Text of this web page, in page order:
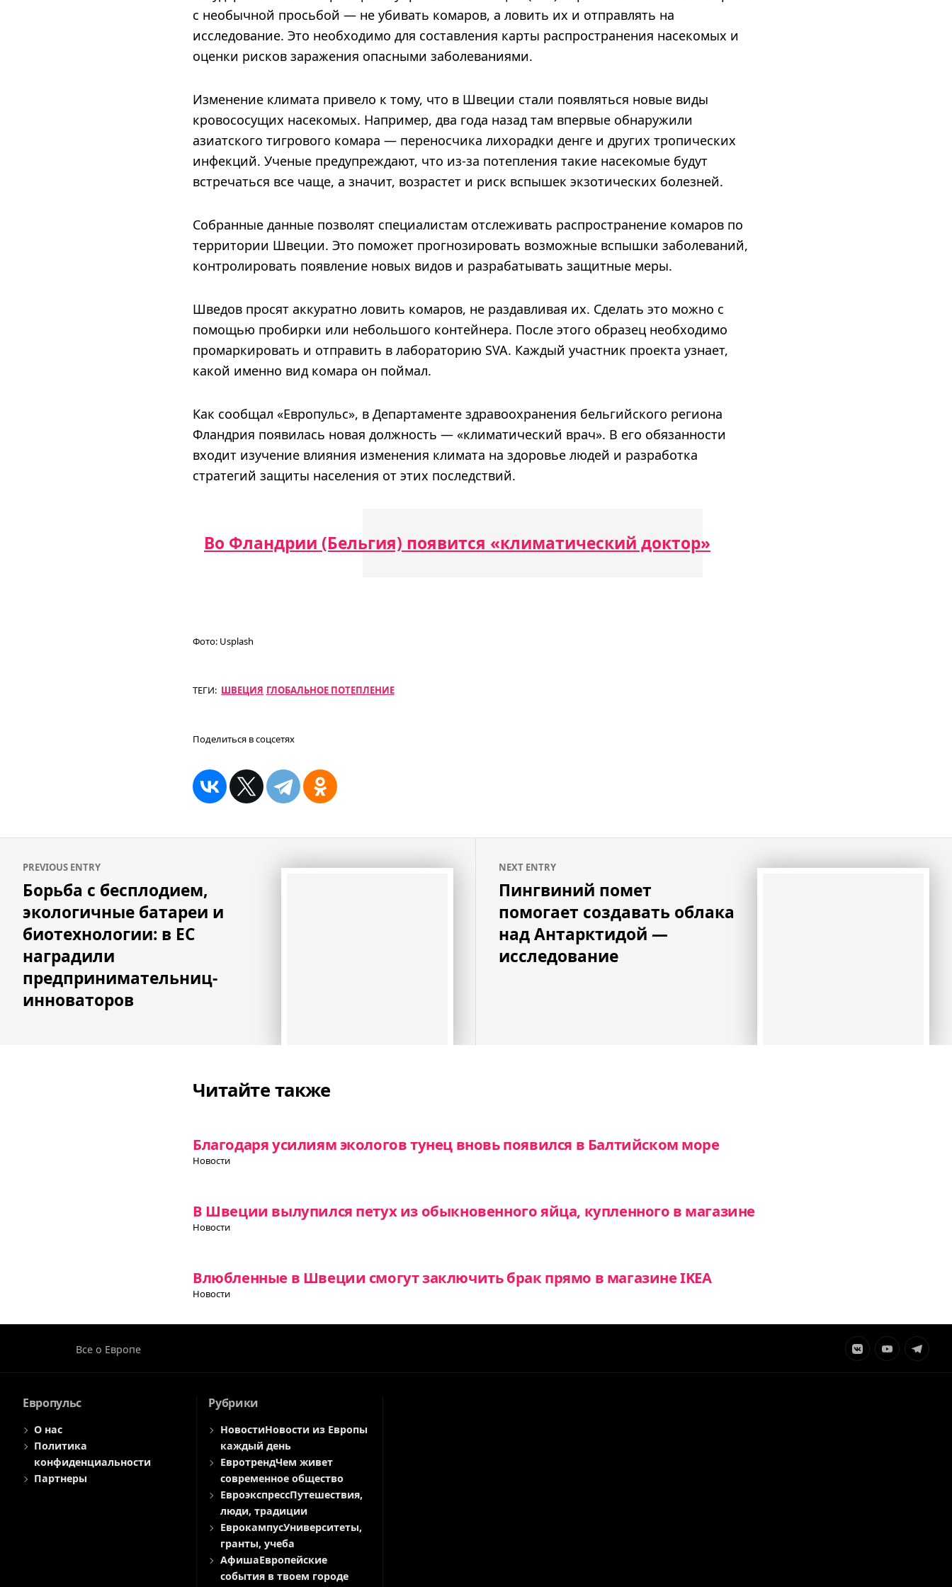
с необычной просьбой — не убивать комаров, а ловить их и отправлять на
исследование. Это необходимо для составления карты распространения насекомых и
оценки рисков заражения опасными заболеваниями.
Изменение климата привело к тому, что в Швеции стали появляться новые виды
кровососущих насекомых. Например, два года назад там впервые обнаружили
азиатского тигрового комара — переносчика лихорадки денге и других тропических
инфекций. Ученые предупреждают, что из-за потепления такие насекомые будут
встречаться все чаще, а значит, возрастет и риск вспышек экзотических болезней.
Собранные данные позволят специалистам отслеживать распространение комаров по
территории Швеции. Это поможет прогнозировать возможные вспышки заболеваний,
контролировать появление новых видов и разрабатывать защитные меры.
Шведов просят аккуратно ловить комаров, не раздавливая их. Сделать это можно с
помощью пробирки или небольшого контейнера. После этого образец необходимо
промаркировать и отправить в лабораторию SVA. Каждый участник проекта узнает,
какой именно вид комара он поймал.
Как сообщал «Европульс», в Департаменте здравоохранения бельгийского региона
Фландрия появилась новая должность — «климатический врач». В его обязанности
входит изучение влияния изменения климата на здоровье людей и разработка
стратегий защиты населения от этих последствий.
Во Фландрии (Бельгия) появится «климатический доктор»
Фото: Usplash
ТЕГИ: ШВЕЦИЯ ГЛОБАЛЬНОЕ ПОТЕПЛЕНИЕ
Поделиться в соцсетях
по
записям
PREVIOUS ENTRY
Борьба с бесплодием,
экологичные батареи и
биотехнологии: в ЕС
наградили
предпринимательниц-
инноваторов
NEXT ENTRY
Пингвиний помет
помогает создавать облака
над Антарктидой —
исследование
Читайте также
Благодаря усилиям экологов тунец вновь появился в Балтийском море
Новости
В Швеции вылупился петух из обыкновенного яйца, купленного в магазине
Новости
Влюбленные в Швеции смогут заключить брак прямо в магазине IKEA
Новости
Все о Европе
ЭлементЭлементЭлемент
Европульс
О нас
Политика
конфиденциальности
Партнеры
Рубрики
НовостиНовости из Европы
каждый день
ЕвротрендЧем живет
современное общество
ЕвроэкспрессПутешествия,
люди, традиции
ЕврокампусУниверситеты,
гранты, учеба
АфишаЕвропейские
события в твоем городе